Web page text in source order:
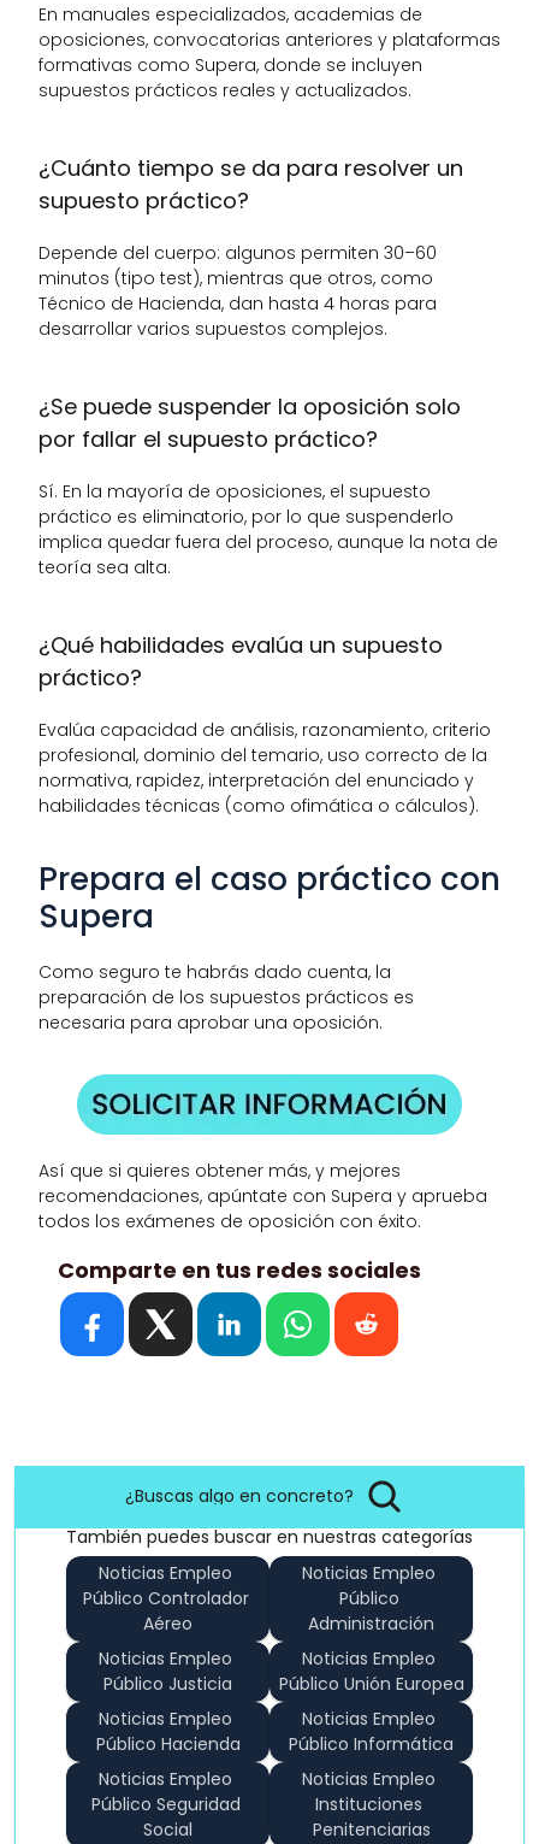
En manuales especializados, academias de
oposiciones, convocatorias anteriores y plataformas
formativas como Supera, donde se incluyen
supuestos prácticos reales y actualizados.
¿Cuánto tiempo se da para resolver un
supuesto práctico?
Depende del cuerpo: algunos permiten 30–60
minutos (tipo test), mientras que otros, como
Técnico de Hacienda, dan hasta 4 horas para
desarrollar varios supuestos complejos.
¿Se puede suspender la oposición solo
por fallar el supuesto práctico?
Sí. En la mayoría de oposiciones, el supuesto
práctico es eliminatorio, por lo que suspenderlo
implica quedar fuera del proceso, aunque la nota de
teoría sea alta.
¿Qué habilidades evalúa un supuesto
práctico?
Evalúa capacidad de análisis, razonamiento, criterio
profesional, dominio del temario, uso correcto de la
normativa, rapidez, interpretación del enunciado y
habilidades técnicas (como ofimática o cálculos).
Prepara el caso práctico con
Supera
Como seguro te habrás dado cuenta, la
preparación de los supuestos prácticos es
necesaria para aprobar una oposición.
Así que si quieres obtener más, y mejores
recomendaciones, apúntate con Supera y aprueba
todos los exámenes de oposición con éxito.
Comparte en tus redes sociales
¿Buscas algo en concreto?
También puedes buscar en nuestras categorías
Noticias Empleo
Público Controlador
Aéreo
Noticias Empleo
Público
Administración
Noticias Empleo
Público Justicia
Noticias Empleo
Público Unión Europea
Noticias Empleo
Público Hacienda
Noticias Empleo
Público Informática
Noticias Empleo
Público Seguridad
Social
Noticias Empleo
Instituciones
Penitenciarias